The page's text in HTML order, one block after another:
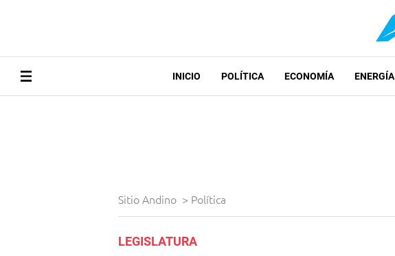
INICIO POLÍTICA ECONOMÍA ENERGÍA
Sitio Andino > Política
LEGISLATURA